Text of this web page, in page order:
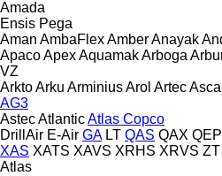
Amada
Ensis Pega
Aman AmbaFlexAmberAnayak
ApacoApexAquamakArboga
VZ
ArktoArku ArminiusArol ArtecAsca
AG3
AstecAtlanticAtlas Copco
DrillAir E-Air GA LT QAS QAX QEP
XAS XATS XAVS XRHS XRVS ZT
Atlas